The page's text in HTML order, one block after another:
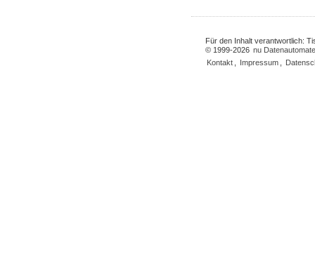
Für den Inhalt verantwortlich:
© 1999-2026 nu
Kontakt
Impressum